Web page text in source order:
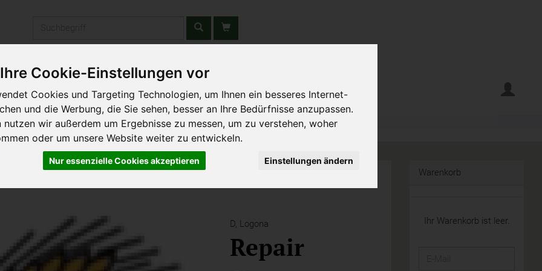
Cookie-Einstellungen vor
Cookies und Targeting Technologien, um Ihnen ein besseres Internet-
und die Werbung, die Sie sehen, besser an Ihre Bedürfnisse anzupassen.
nutzen wir außerdem um Ergebnisse zu messen, um zu verstehen, woher
oder um unsere Website weiter zu entwickeln.
Nur essenzielle Cookies akzeptieren Einstellungen ändern
& Schulen Liefergebiet Wochenmarkt
D, Logona
Repair
Warenkorb
Ihr Warenkorb ist leer.